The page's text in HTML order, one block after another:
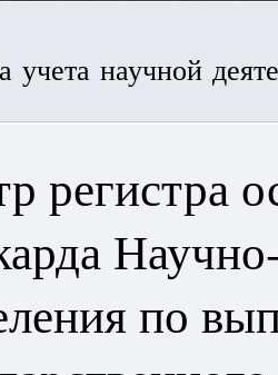
учета научной
регистра
по